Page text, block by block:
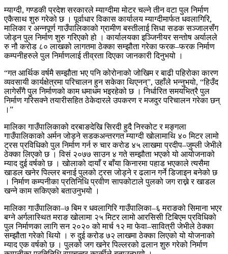
म्याग्दी, गण्डकी प्रदेश सरकारले म्याग्दीमा मोटर चल्ने तीन वटा पुल निर्माण
एकैसाथ शुरु गरेको छ । पूर्वाधार विकास कार्यालय म्याग्दीमार्फत धवलागिरि,
मालिका र अन्नपूर्ण गाउँपालिकाको ग्रामीण बस्तीलाई सिधा सडक सञ्जालसँग
जोड्न पुल निर्माण शुरु गरिएको हो । कार्यालयका इञ्जिनीयर सन्तोष अर्यालले
रु नौ करोड ८० लाखको लागतमा ठेक्का सम्झौता गरेका फरक–फरक निर्माण
कम्पनीहरुले पुल निर्माणलाई तीव्रता दिएका जानकारी दिनुभयो ।
“गत आर्थिक वर्षमै सम्झौता भए पनि कोरोनाको जोखिम र बाढी पहिरोका कारण
व्यवसायी कार्यक्षेत्रमा परिचालन हुन सकेका थिएनन्”, उहाँले भन्नुभयो, “हिउँद
लागेसँगै पुल निर्माणको काम धमाधम भइरहेको छ । निर्धारित समयभित्रै पुल
निर्माण गरिसक्ने तयारीसहित ठेकेदारले उपकरण र मजदुर परिचालन गरेका छन्
।”
मालिका गाउँपालिकाको दरबाङदेखि सिरदी हुदै निस्कोट र मङ्गला
गाउँपालिकाको अर्मन जोड्ने सडकअन्तरगत म्याग्दी खोलामाथि ४० मिटर लामो
ट्रस प्रविधिको पुल निर्माण गर्न रु चार करोड ४५ लाखमा प्रदीप–जुम्ली जेभीले
ठेक्का लिएको छ । विसं २०७७ साउन ४ गते सम्झौता भएको यो आयोजनाको
म्याद दुई वर्षको छ । खोलाको दायाँ र बाँया किनारमा पहाड भएकाले त्यसैमा
खाडल खनेर पिल्लर बनाई पुलको ट्रस जोड्ने र ढलान गर्ने डिजाइन बनेको छ
। निर्माण कम्पनीका प्रतिनिधि प्रवीण सापकोटाले पुलको जग राख्ने र खाडल
खन्ने काम सकिएको बताउनुभयो ।
मालिका गाउँपालिका–७ बिम र धवलागिरि गाउँपालिका–६ मराङको सिमाना भएर
बग्ने अर्गलास्थित मराङ खोलामा २५ मिटर लामो आरसिसी टिबिएम प्रविधिको
पुल निर्माणका लागि सन २०२० को मार्च १२ मा फेवा–सावित्री जेभीले ठेक्का
सम्झौता गरेको थियो । रु दुई करोड ७२ लाखमा ठेक्का लिएको यो योजनाको
म्याद एक वर्षको छ । पुलको जग खनेर पिल्लरको ढलान शुरु गरेको निर्माण